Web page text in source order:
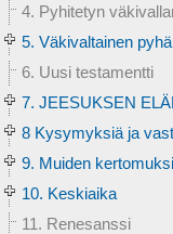
4. Pyhitetyn
5. Väkivaltainen
6. Uusi testamentti
7. JEESUKSEN
8 Kysymyksiä ja
9. Muiden
10. Keskiaika
11. Renesanssi